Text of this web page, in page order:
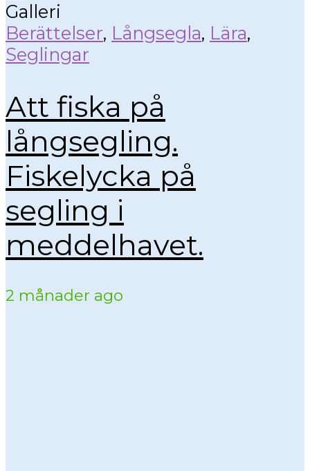
Galleri
Berättelser, Långsegla, Lära,
Seglingar
Att fiska på
långsegling.
Fiskelycka på
segling i
meddelhavet.
2 månader ago